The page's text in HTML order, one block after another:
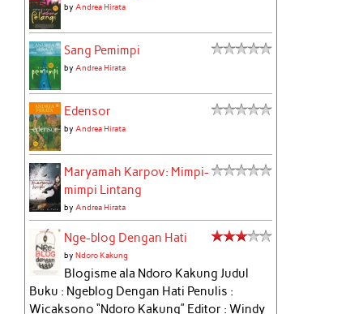
byAndrea Hirata
Sang Pemimpi
byAndrea Hirata
Edensor
byAndrea Hirata
Maryamah Karpov: Mimpi-
mimpi Lintang
byAndrea Hirata
Nge-blog Dengan Hati
byNdoro Kakung
Blogisme ala Ndoro Kakung Judul
Buku : Ngeblog Dengan Hati Penulis :
Wicaksono “Ndoro Kakung” Editor : Windy